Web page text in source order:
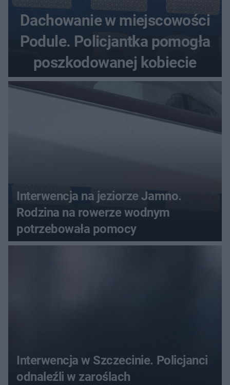
Dachowanie w miejscowości
Podule. Policjantka pomogła
poszkodowanej kobiecie
Interwencja na jeziorze Jamno.
Rodzina na rowerze wodnym
potrzebowała pomocy
Interwencja w Szczecinie. Policjanci
odnaleźli w zaroślach